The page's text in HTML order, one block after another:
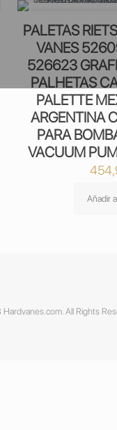
PALETAS
VANES
526623
PALHETAS
PALETTE
ARGENTINA
PARA
VACUUM
Añadir
All Rights